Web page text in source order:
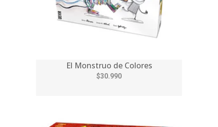
El Monstruo de Colores
$30.990